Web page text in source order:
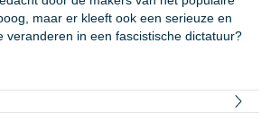
maar er kleeft ook een serieuze en
in een fascistische dictatuur?